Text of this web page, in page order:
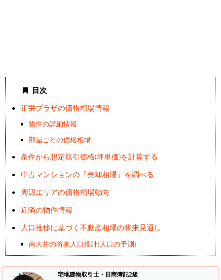
目次
正栄プラザの価格相場情報
物件の詳細情報
部屋ごとの価格相場
条件から想定取引価格(坪単価)を計算する
中古マンションの「売却相場」を調べる
周辺エリアの価格相場動向
近隣の物件情報
人口推移に基づく不動産相場の将来見通し
南大井の将来人口推計(人口の予測)
宅地建物取引士・日商簿記2級